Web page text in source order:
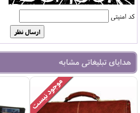
کد امنیتی
هدایای تبلیغاتی مشابه